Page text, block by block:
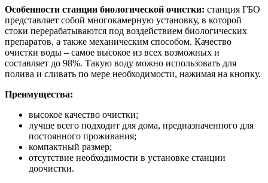
Особенности станции биологической очистки: станция ГБО
представляет собой многокамерную установку, в которой
стоки перерабатываются под воздействием биологических
препаратов, а также механическим способом. Качество
очистки воды – самое высокое из всех возможных и
составляет до 98%. Такую воду можно использовать для
полива и сливать по мере необходимости, нажимая на кнопку.
Преимущества:
высокое качество очистки;
лучше всего подходит для дома, предназначенного для
постоянного проживания;
компактный размер;
отсутствие необходимости в установке станции
доочистки.